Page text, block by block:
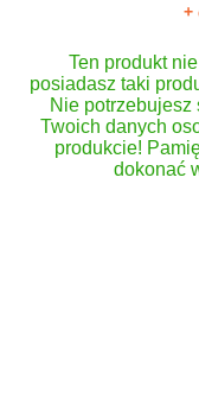
+
Ten produkt
posiadasz taki
Nie potrzebujesz
Twoich danych
produkcie!
dokonać